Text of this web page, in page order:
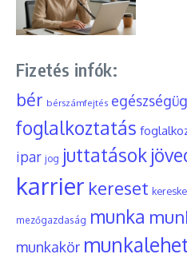
Fizetés infók:
bér bérszámfejtés
foglalkoztatás
ipar jog juttatások
karrier kereset
mezőgazdaság munka
munkakör